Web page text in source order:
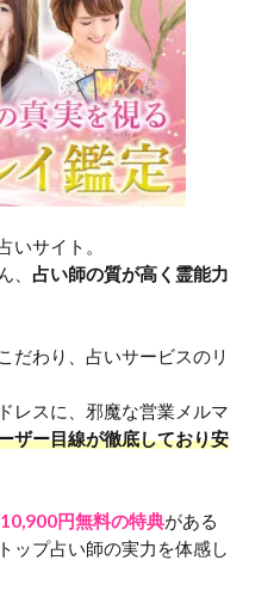
いサイト。
、 占い師の質が高く霊能力
だわり、占いサービスのリ
レスに、邪魔な営業メルマ
ザー目線が徹底しており安
円無料の特典がある
ップ占い師の実力を体感し